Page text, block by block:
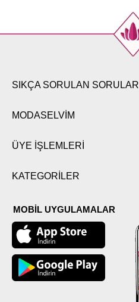
SIKÇA SORULAN SORULAR
MODASELVİM
ÜYE İŞLEMLERİ
KATEGORİLER
MOBİL UYGULAMALAR